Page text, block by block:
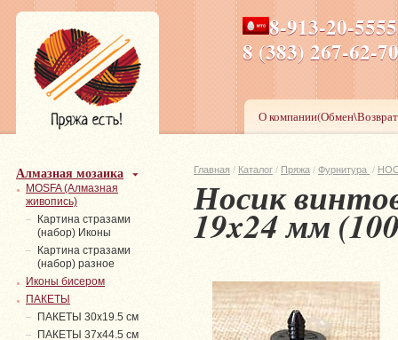
8-913-20-
8 (383) 267-
ПН-ПТ 8-17,СБ-ВС 9-
О
Главная / Каталог / Пряжа / Фурнитура /
Носик
19x24 мм
Алмазная мозаика
MOSFA (Алмазная
живопись)
Картина стразами
(набор) Иконы
Картина стразами
(набор) разное
Иконы бисером
ПАКЕТЫ
ПАКЕТЫ 30х19.5 см
ПАКЕТЫ 37х44.5 см